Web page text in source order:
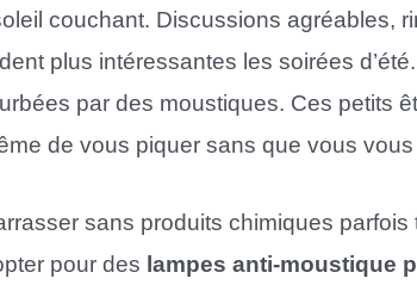
couchant. Discussions agréables,
plus intéressantes les soirées
par des moustiques. Ces petits
de vous piquer sans que vous
sans produits chimiques
pour des lampes anti-moustique